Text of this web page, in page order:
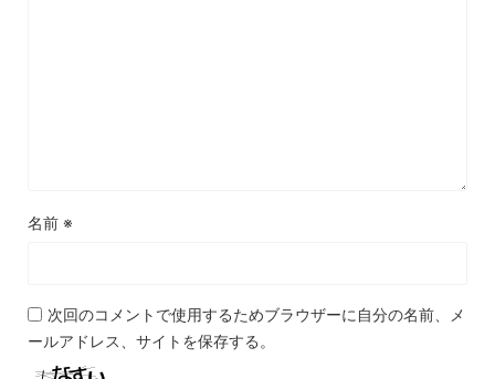
名前 ※
次回のコメントで使用するためブラウザーに自分の名前、メ
ールアドレス、サイトを保存する。